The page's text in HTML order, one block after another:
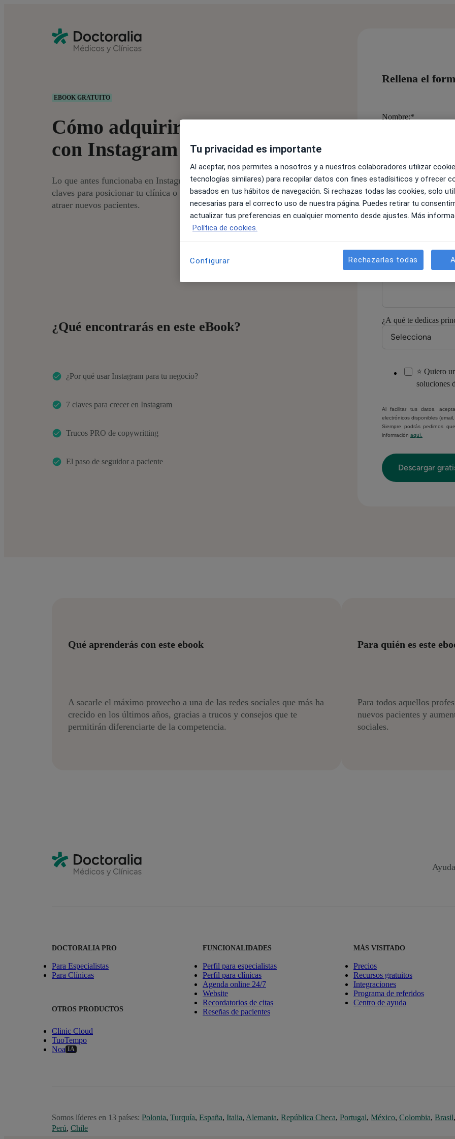
EBOOK GRATUITO
Cómo adquirir más pacientes
con Instagram en 2025
Lo que antes funcionaba en Instagram ahora ha cambiado. Aprende las
claves para posicionar tu clínica o consulta, diferenciarte de los demás y
atraer nuevos pacientes.
Rellena el
Nombre:*
Apellido:*
Correo electrónico:*
Número de móvil/
¿A qué te dedicas
⭐ Quiero
soluciones
Al facilitar tus datos,
electrónicos disponibles
Siempre podrás pedirnos
información aquí.
¿Qué encontrarás en este eBook?
¿Por qué usar Instagram para tu negocio?
7 claves para crecer en Instagram
Trucos PRO de copywritting
El paso de seguidor a paciente
Qué aprenderás con este ebook
A sacarle el máximo provecho a una de las redes sociales que más ha
crecido en los últimos años, gracias a trucos y consejos que te
permitirán diferenciarte de la competencia.
Para quién es este
Para todos aquellos
nuevos pacientes y
sociales.
DOCTORALIA PRO
Para Especialistas
Para Clínicas
OTROS PRODUCTOS
Clinic Cloud
TuoTempo
Noa IA
FUNCIONALIDADES
Perfil para especialistas
Perfil para clínicas
Agenda online 24/7
Website
Recordatorios de citas
Reseñas de pacientes
MÁS VISITADO
Precios
Recursos gratuitos
Integraciones
Programa de referidos
Centro de ayuda
Somos líderes en 13 países: Polonia, Turquía, España, Italia, Alemania, República Checa, Portugal, México, Colombia, Brasil
Perú, Chile
Tu privacidad es importante
Al aceptar, nos permites a nosotros y a nuestros colaboradores utilizar
tecnologías similares) para recopilar datos con fines estadísiticos y ofrecer
basados en tus hábitos de navegación. Si rechazas todas las cookies, solo
necesarias para el correcto uso de nuestra página. Puedes retirar tu
actualizar tus preferencias en cualquier momento desde ajustes. Más
Política de cookies.
Configurar Rechazarlas todas